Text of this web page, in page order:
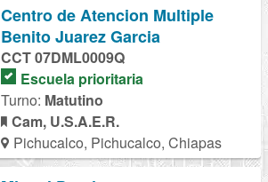
Centro de Atencion Multiple
Benito Juarez Garcia
CCT 07DML0009Q
Escuela prioritaria
Turno: Matutino
Cam, U.S.A.E.R.
Pichucalco, Pichucalco, Chiapas